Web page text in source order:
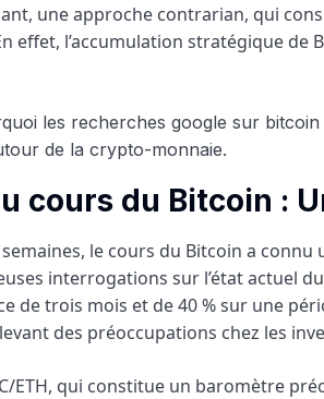
une approche contrarian, qui
effet, l’accumulation stratégique
cours du Bitcoin :
le cours du Bitcoin a
interrogations sur l’état actuel
de trois mois et de 40 % sur une
des préoccupations chez les
ETH, qui constitue un baromètre